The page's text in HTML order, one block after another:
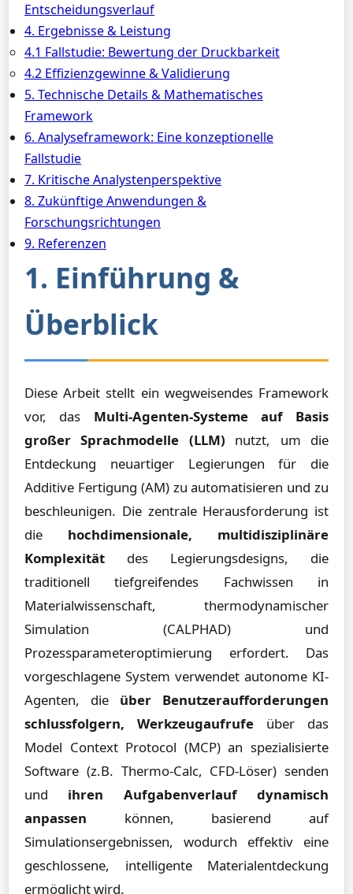
Entscheidungsverlauf
4. Ergebnisse & Leistung
4.1 Fallstudie: Bewertung der Druckbarkeit
4.2 Effizienzgewinne & Validierung
5. Technische Details & Mathematisches
Framework
6. Analyseframework: Eine konzeptionelle
Fallstudie
7. Kritische Analystenperspektive
8. Zukünftige Anwendungen &
Forschungsrichtungen
9. Referenzen
1. Einführung &
Überblick
Diese Arbeit stellt ein wegweisendes Framework
vor, das Multi-Agenten-Systeme auf Basis
großer Sprachmodelle (LLM) nutzt, um die
Entdeckung neuartiger Legierungen für die
Additive Fertigung (AM) zu automatisieren und zu
beschleunigen. Die zentrale Herausforderung ist
die hochdimensionale, multidisziplinäre
Komplexität des Legierungsdesigns, die
traditionell tiefgreifendes Fachwissen in
Materialwissenschaft, thermodynamischer
Simulation (CALPHAD) und
Prozessparameteroptimierung erfordert. Das
vorgeschlagene System verwendet autonome KI-
Agenten, die über Benutzeraufforderungen
schlussfolgern, Werkzeugaufrufe über das
Model Context Protocol (MCP) an spezialisierte
Software (z.B. Thermo-Calc, CFD-Löser) senden
und ihren Aufgabenverlauf dynamisch
anpassen können, basierend auf
Simulationsergebnissen, wodurch effektiv eine
geschlossene, intelligente Materialentdeckung
ermöglicht wird.